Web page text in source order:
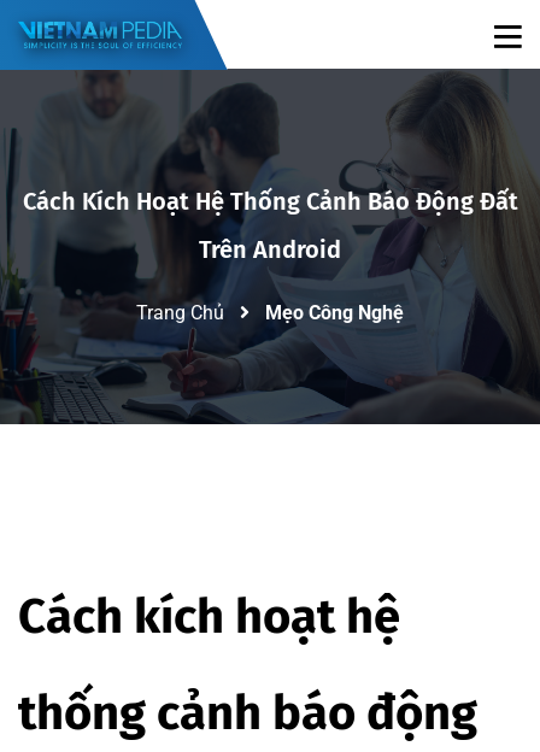
Cách Kích Hoạt Hệ Thống Cảnh Báo Động Đất
Trên Android
Trang Chủ Mẹo Công Nghệ
Cách kích hoạt hệ
thống cảnh báo động